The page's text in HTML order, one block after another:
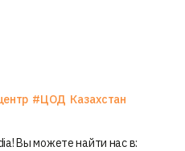
#ЦОД Казахстан
Вы можете найти нас в: